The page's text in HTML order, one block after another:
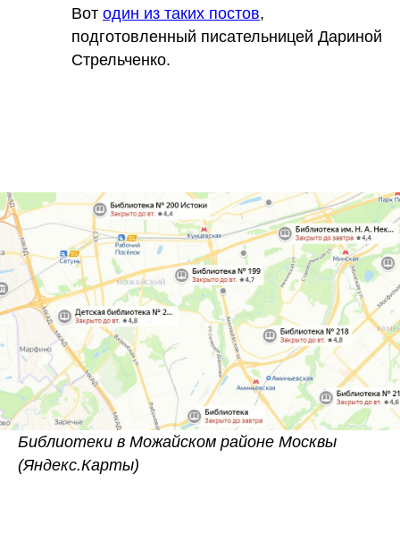
Вот один из таких постов,
подготовленный писательницей Дариной
Стрельченко.
Библиотеки в Можайском районе Москвы
(Яндекс.Карты)